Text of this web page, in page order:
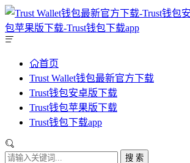
首页
Trust Wallet钱包最新官方下载
Trust钱包安卓版下载
Trust钱包苹果版下载
Trust钱包下载app
搜 索